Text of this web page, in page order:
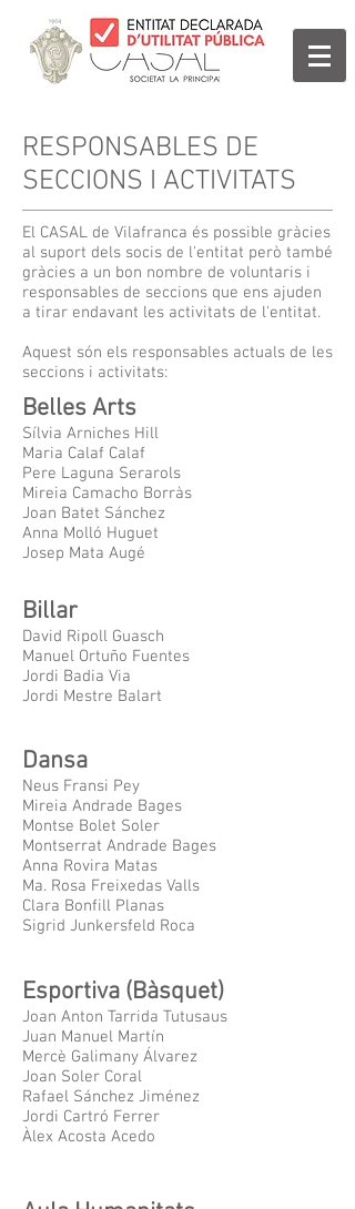
RESPONSABLES DE
SECCIONS I ACTIVITATS
El CASAL de Vilafranca és possible gràcies
al suport dels socis de l'entitat però també
gràcies a un bon nombre de voluntaris i
responsables de seccions que ens ajuden
a tirar endavant les activitats de l'entitat.
Aquest són els responsables actuals de les
seccions i activitats:
Belles Arts
Sílvia Arniches Hill
Maria Calaf Calaf
Pere Laguna Serarols
Mireia Camacho Borràs
Joan Batet Sánchez
Anna Molló Huguet
Josep Mata Augé
Billar
David Ripoll Guasch
Manuel Ortuño Fuentes
Jordi Badia Via
Jordi Mestre Balart
Dansa
Neus Fransi Pey
Mireia Andrade Bages
Montse Bolet Soler
Montserrat Andrade Bages
Anna Rovira Matas
Ma. Rosa Freixedas Valls
Clara Bonfill Planas
Sigrid Junkersfeld Roca
Esportiva (Bàsquet)
Joan Anton Tarrida Tutusaus
Juan Manuel Martín
Mercè Galimany Álvarez
Joan Soler Coral
Rafael Sánchez Jiménez
Jordi Cartró Ferrer
Àlex Acosta Acedo